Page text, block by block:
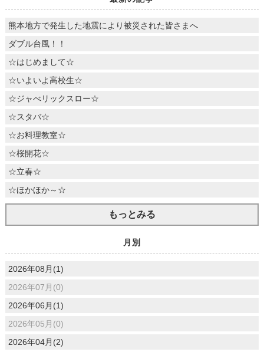
熊本地方で発生した地震により被災された皆さまへ
ダブル台風！！
☆はじめまして☆
☆いよいよ高校生☆
☆ジャべリックスロー☆
☆スタバ☆
☆お料理教室☆
☆桜開花☆
☆立春☆
☆ほかほか～☆
もっとみる
月別
2026年08月(1)
2026年07月(0)
2026年06月(1)
2026年05月(0)
2026年04月(2)